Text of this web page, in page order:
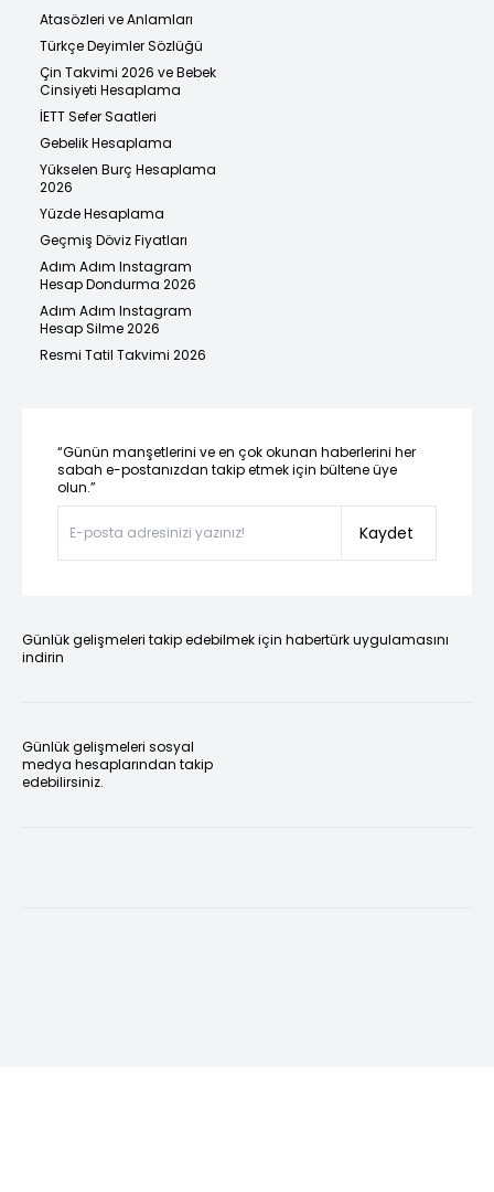
Atasözleri ve Anlamları
Türkçe Deyimler Sözlüğü
Çin Takvimi 2026 ve Bebek
Cinsiyeti Hesaplama
İETT Sefer Saatleri
Gebelik Hesaplama
Yükselen Burç Hesaplama
2026
Yüzde Hesaplama
Geçmiş Döviz Fiyatları
Adım Adım Instagram
Hesap Dondurma 2026
Adım Adım Instagram
Hesap Silme 2026
Resmi Tatil Takvimi 2026
“Günün manşetlerini ve en çok okunan haberlerini her
sabah e-postanızdan takip etmek için bültene üye
olun.”
Kaydet
Günlük gelişmeleri takip edebilmek için habertürk uygulamasını
indirin
Günlük gelişmeleri sosyal
medya hesaplarından takip
edebilirsiniz.